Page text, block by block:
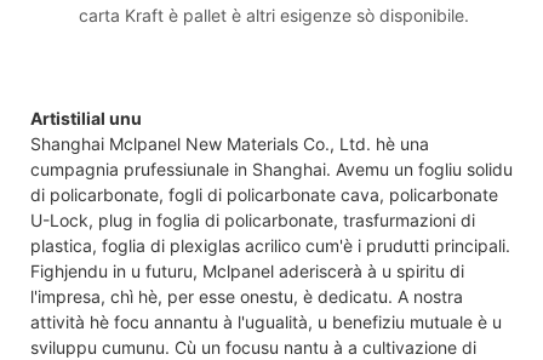
carta Kraft è pallet è altri esigenze sò disponibile.
Artistilial unu
Shanghai Mclpanel New Materials Co., Ltd. hè una
cumpagnia prufessiunale in Shanghai. Avemu un fogliu solidu
di policarbonate, fogli di policarbonate cava, policarbonate
U-Lock, plug in foglia di policarbonate, trasfurmazioni di
plastica, foglia di plexiglas acrilico cum'è i prudutti principali.
Fighjendu in u futuru, Mclpanel aderiscerà à u spiritu di
l'impresa, chì hè, per esse onestu, è dedicatu. A nostra
attività hè focu annantu à l'ugualità, u benefiziu mutuale è u
sviluppu cumunu. Cù un focusu nantu à a cultivazione di